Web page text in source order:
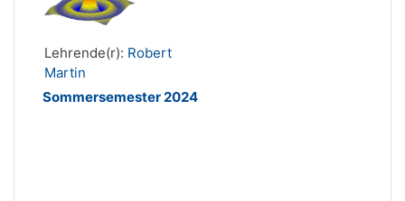
Lehrende(r): Robert
Martin
Sommersemester 2024